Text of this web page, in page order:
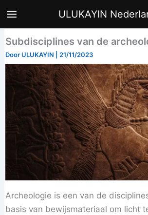
naar
inhoud
ULUKAYIN
Subdisciplines van de
Door ULUKAYIN 21/11/2023
Archeologie is een van de
basis van bewijsmateriaal om licht